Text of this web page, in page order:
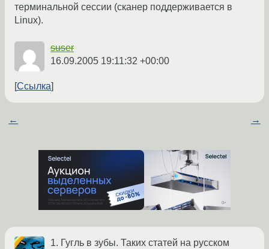
терминальной сессии (сканер поддерживается в
Linux).
suser
16.09.2005 19:11:32 +00:00
Ссылка
← →
1. Гугль в зубы. Таких статей на русском